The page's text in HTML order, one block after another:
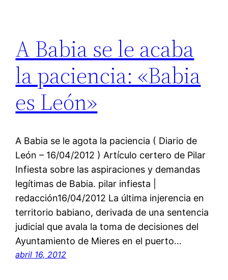
A Babia se le acaba
la paciencia: «Babia
es León»
A Babia se le agota la paciencia ( Diario de
León – 16/04/2012 ) Artículo certero de Pilar
Infiesta sobre las aspiraciones y demandas
legítimas de Babia. pilar infiesta |
redacción16/04/2012 La última injerencia en
territorio babiano, derivada de una sentencia
judicial que avala la toma de decisiones del
Ayuntamiento de Mieres en el puerto…
abril 16, 2012